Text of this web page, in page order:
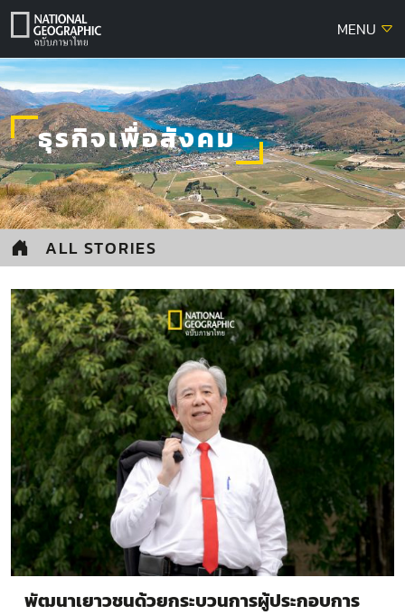
Skip
MENU
ธุรกิจเพื่อสังคม
ALL STORIES
พัฒนาเยาวชนด้วยกระบวนการผู้ประกอบการ